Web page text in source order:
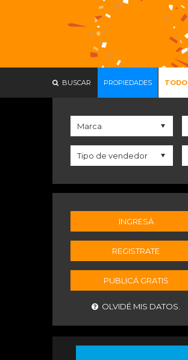
BUSCAR PROPIEDADES TODO
INGRESÁ
REGISTRATE
PUBLICÁ GRATIS
OLVIDÉ MIS DATOS.